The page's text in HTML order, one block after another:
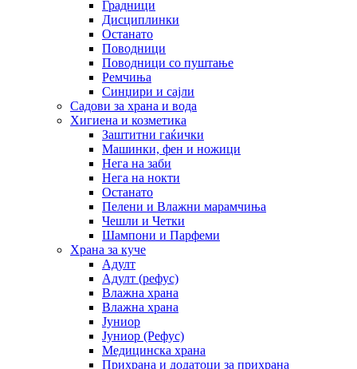
Градници
Дисциплинки
Останато
Поводници
Поводници со пуштање
Ремчиња
Синџири и сајли
Садови за храна и вода
Хигиена и козметика
Заштитни гаќички
Машинки, фен и ножици
Нега на заби
Нега на нокти
Останато
Пелени и Влажни марамчиња
Чешли и Четки
Шампони и Парфеми
Храна за куче
Адулт
Адулт (рефус)
Влажна храна
Влажна храна
Јуниор
Јуниор (Рефус)
Медицинска храна
Прихрана и додатоци за прихрана